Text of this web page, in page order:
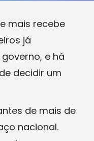
mais recebe
já
e há
decidir um
de mais de
nacional.